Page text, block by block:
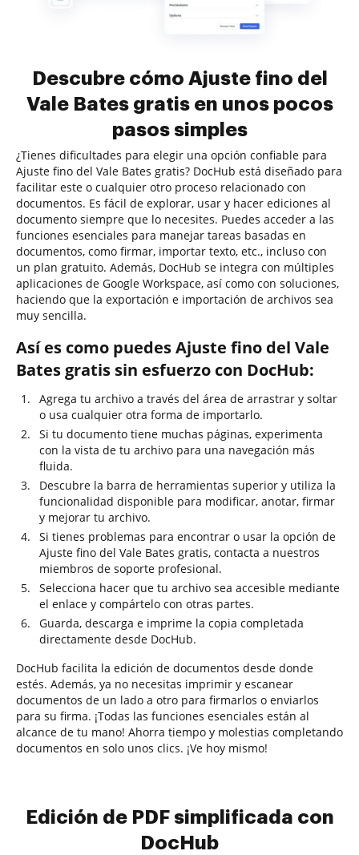
Descubre cómo Ajuste fino del
Vale Bates gratis en unos pocos
pasos simples
¿Tienes dificultades para elegir una opción confiable para
Ajuste fino del Vale Bates gratis? DocHub está diseñado para
facilitar este o cualquier otro proceso relacionado con
documentos. Es fácil de explorar, usar y hacer ediciones al
documento siempre que lo necesites. Puedes acceder a las
funciones esenciales para manejar tareas basadas en
documentos, como firmar, importar texto, etc., incluso con
un plan gratuito. Además, DocHub se integra con múltiples
aplicaciones de Google Workspace, así como con soluciones,
haciendo que la exportación e importación de archivos sea
muy sencilla.
Así es como puedes Ajuste fino del Vale
Bates gratis sin esfuerzo con DocHub:
Agrega tu archivo a través del área de arrastrar y soltar
o usa cualquier otra forma de importarlo.
Si tu documento tiene muchas páginas, experimenta
con la vista de tu archivo para una navegación más
fluida.
Descubre la barra de herramientas superior y utiliza la
funcionalidad disponible para modificar, anotar, firmar
y mejorar tu archivo.
Si tienes problemas para encontrar o usar la opción de
Ajuste fino del Vale Bates gratis, contacta a nuestros
miembros de soporte profesional.
Selecciona hacer que tu archivo sea accesible mediante
el enlace y compártelo con otras partes.
Guarda, descarga e imprime la copia completada
directamente desde DocHub.
DocHub facilita la edición de documentos desde donde
estés. Además, ya no necesitas imprimir y escanear
documentos de un lado a otro para firmarlos o enviarlos
para su firma. ¡Todas las funciones esenciales están al
alcance de tu mano! Ahorra tiempo y molestias completando
documentos en solo unos clics. ¡Ve hoy mismo!
Edición de PDF simplificada con
DocHub